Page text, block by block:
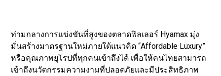
ท่ามกลางการแข่งขันที่สูงของตลาดฟิลเลอร์ Hyamax มุ่ง
มั่นสร้างมาตรฐานใหม่ภายใต้แนวคิด “Affordable Luxury”
หรือคุณภาพยุโรปที่ทุกคนเข้าถึงได้ เพื่อให้คนไทยสามารถ
เข้าถึงนวัตกรรมความงามที่ปลอดภัยและมีประสิทธิภาพ